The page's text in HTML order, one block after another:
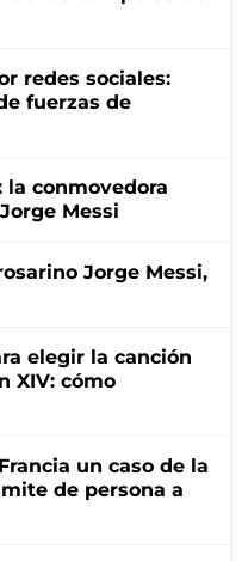
redes sociales:
fuerzas de
la conmovedora
Messi
Jorge Messi,
elegir la canción
XIV: cómo
un caso de la
de persona a